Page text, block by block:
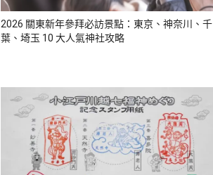
2026 關東新年參拜必訪景點：東京、神奈川、千
葉、埼玉 10 大人氣神社攻略